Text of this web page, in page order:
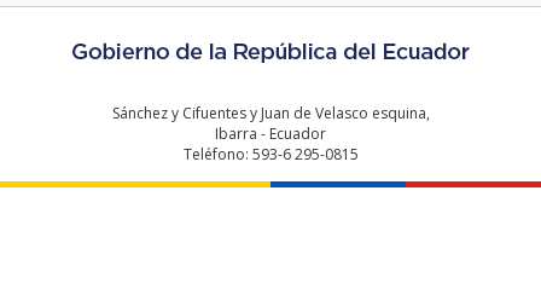
Sánchez y Cifuentes y Juan de Velasco esquina,
Ibarra - Ecuador
Teléfono: 593-6 295-0815